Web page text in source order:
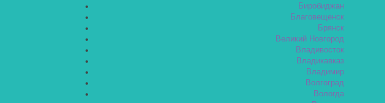
Биробиджан
Благовещенск
Брянск
Великий Новгород
Владивосток
Владикавказ
Владимир
Волгоград
Вологда